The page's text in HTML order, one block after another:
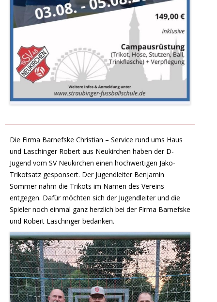
Die Firma Barnefske Christian – Service rund ums Haus
und Laschinger Robert aus Neukirchen haben der D-
Jugend vom SV Neukirchen einen hochwertigen Jako-
Trikotsatz gesponsert. Der Jugendleiter Benjamin
Sommer nahm die Trikots im Namen des Vereins
entgegen. Dafür möchten sich der Jugendleiter und die
Spieler noch einmal ganz herzlich bei der Firma Barnefske
und Robert Laschinger bedanken.